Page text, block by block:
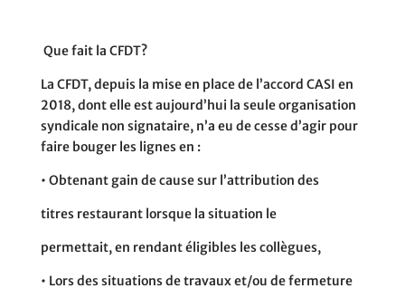
Que fait la CFDT?
La CFDT, depuis la mise en place de l’accord CASI en
2018, dont elle est aujourd’hui la seule organisation
syndicale non signataire, n’a eu de cesse d’agir pour
faire bouger les lignes en :
• Obtenant gain de cause sur l’attribution des
titres restaurant lorsque la situation le
permettait, en rendant éligibles les collègues,
• Lors des situations de travaux et/ou de fermeture